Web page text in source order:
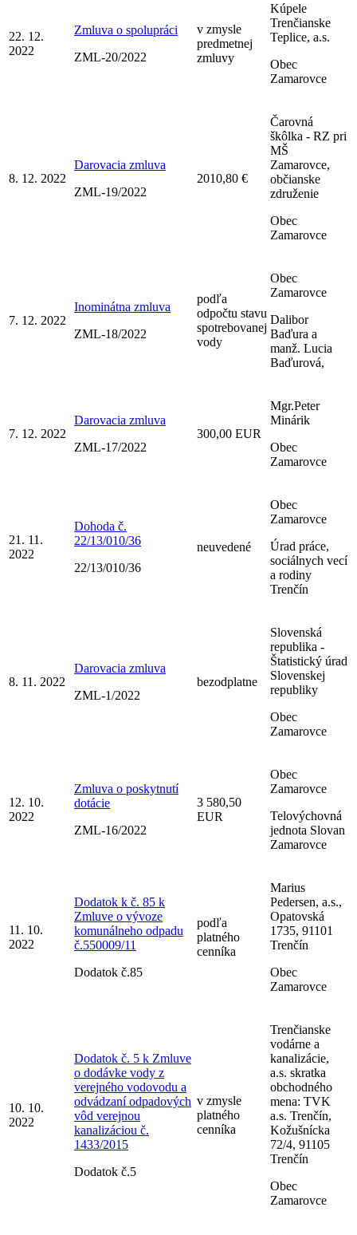
22. 12.
2022
Zmluva o spolupráci
ZML-20/2022
v zmysle
predmetnej
zmluvy
Kúpele
Trenčianske
Teplice, a.s.
Obec
Zamarovce
8. 12. 2022
Darovacia zmluva
ZML-19/2022
2010,80 €
Čarovná
škôlka - RZ pri
MŠ
Zamarovce,
občianske
združenie
Obec
Zamarovce
7. 12. 2022
Inominátna zmluva
ZML-18/2022
podľa
odpočtu stavu
spotrebovanej
vody
Obec
Zamarovce
Dalibor
Baďura a
manž. Lucia
Baďurová,
7. 12. 2022
Darovacia zmluva
ZML-17/2022
300,00 EUR
Mgr.Peter
Minárik
Obec
Zamarovce
21. 11.
2022
Dohoda č.
22/13/010/36
22/13/010/36
neuvedené
Obec
Zamarovce
Úrad práce,
sociálnych vecí
a rodiny
Trenčín
8. 11. 2022
Darovacia zmluva
ZML-1/2022
bezodplatne
Slovenská
republika -
Štatistický úrad
Slovenskej
republiky
Obec
Zamarovce
12. 10.
2022
Zmluva o poskytnutí
dotácie
ZML-16/2022
3 580,50
EUR
Obec
Zamarovce
Telovýchovná
jednota Slovan
Zamarovce
11. 10.
2022
Dodatok k č. 85 k
Zmluve o vývoze
komunálneho odpadu
č.550009/11
Dodatok č.85
podľa
platného
cenníka
Marius
Pedersen, a.s.,
Opatovská
1735, 91101
Trenčín
Obec
Zamarovce
10. 10.
2022
Dodatok č. 5 k Zmluve
o dodávke vody z
verejného vodovodu a
odvádzaní odpadových
vôd verejnou
kanalizáciou č.
1433/2015
Dodatok č.5
v zmysle
platného
cenníka
Trenčianske
vodárne a
kanalizácie,
a.s. skratka
obchodného
mena: TVK
a.s. Trenčín,
Kožušnícka
72/4, 91105
Trenčín
Obec
Zamarovce